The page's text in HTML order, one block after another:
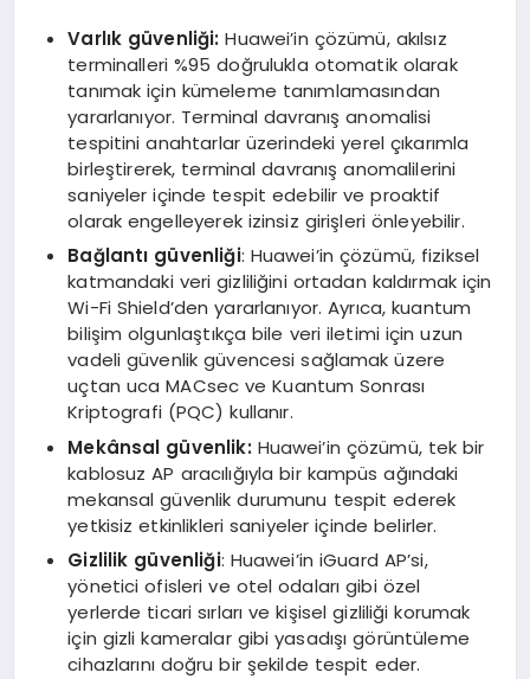
Varlık güvenliği: Huawei’in çözümü, akılsız
terminalleri %95 doğrulukla otomatik olarak
tanımak için kümeleme tanımlamasından
yararlanıyor. Terminal davranış anomalisi
tespitini anahtarlar üzerindeki yerel çıkarımla
birleştirerek, terminal davranış anomalilerini
saniyeler içinde tespit edebilir ve proaktif
olarak engelleyerek izinsiz girişleri önleyebilir.
Bağlantı güvenliği: Huawei’in çözümü, fiziksel
katmandaki veri gizliliğini ortadan kaldırmak için
Wi-Fi Shield’den yararlanıyor. Ayrıca, kuantum
bilişim olgunlaştıkça bile veri iletimi için uzun
vadeli güvenlik güvencesi sağlamak üzere
uçtan uca MACsec ve Kuantum Sonrası
Kriptografi (PQC) kullanır.
Mekânsal güvenlik: Huawei’in çözümü, tek bir
kablosuz AP aracılığıyla bir kampüs ağındaki
mekansal güvenlik durumunu tespit ederek
yetkisiz etkinlikleri saniyeler içinde belirler.
Gizlilik güvenliği: Huawei’in iGuard AP’si,
yönetici ofisleri ve otel odaları gibi özel
yerlerde ticari sırları ve kişisel gizliliği korumak
için gizli kameralar gibi yasadışı görüntüleme
cihazlarını doğru bir şekilde tespit eder.